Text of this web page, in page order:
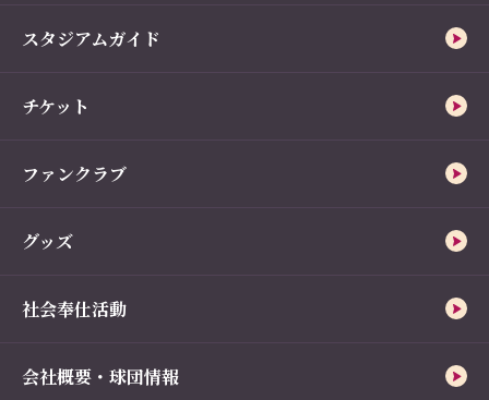
スタジアムガイド
チケット
ファンクラブ
グッズ
社会奉仕活動
会社概要・球団情報